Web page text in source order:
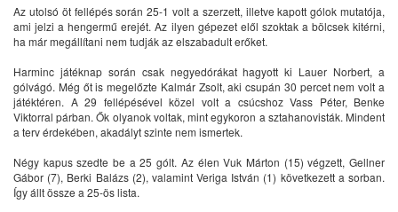
Az utolsó öt fellépés során 25-1 volt a szerzett, illetve kapott gólok mutatója,
ami jelzi a hengermű erejét. Az ilyen gépezet elől szoktak a bölcsek kitérni,
ha már megállítani nem tudják az elszabadult erőket.
Harminc játéknap során csak negyedórákat hagyott ki Lauer Norbert, a
gólvágó. Még őt is megelőzte Kalmár Zsolt, aki csupán 30 percet nem volt a
játéktéren. A 29 fellépésével közel volt a csúcshoz Vass Péter, Benke
Viktorral párban. Ők olyanok voltak, mint egykoron a sztahanovisták. Mindent
a terv érdekében, akadályt szinte nem ismertek.
Négy kapus szedte be a 25 gólt. Az élen Vuk Márton (15) végzett, Gellner
Gábor (7), Berki Balázs (2), valamint Veriga István (1) következett a sorban.
Így állt össze a 25-ös lista.